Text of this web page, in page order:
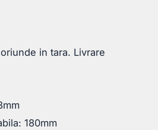
in tara. Livrare
180mm